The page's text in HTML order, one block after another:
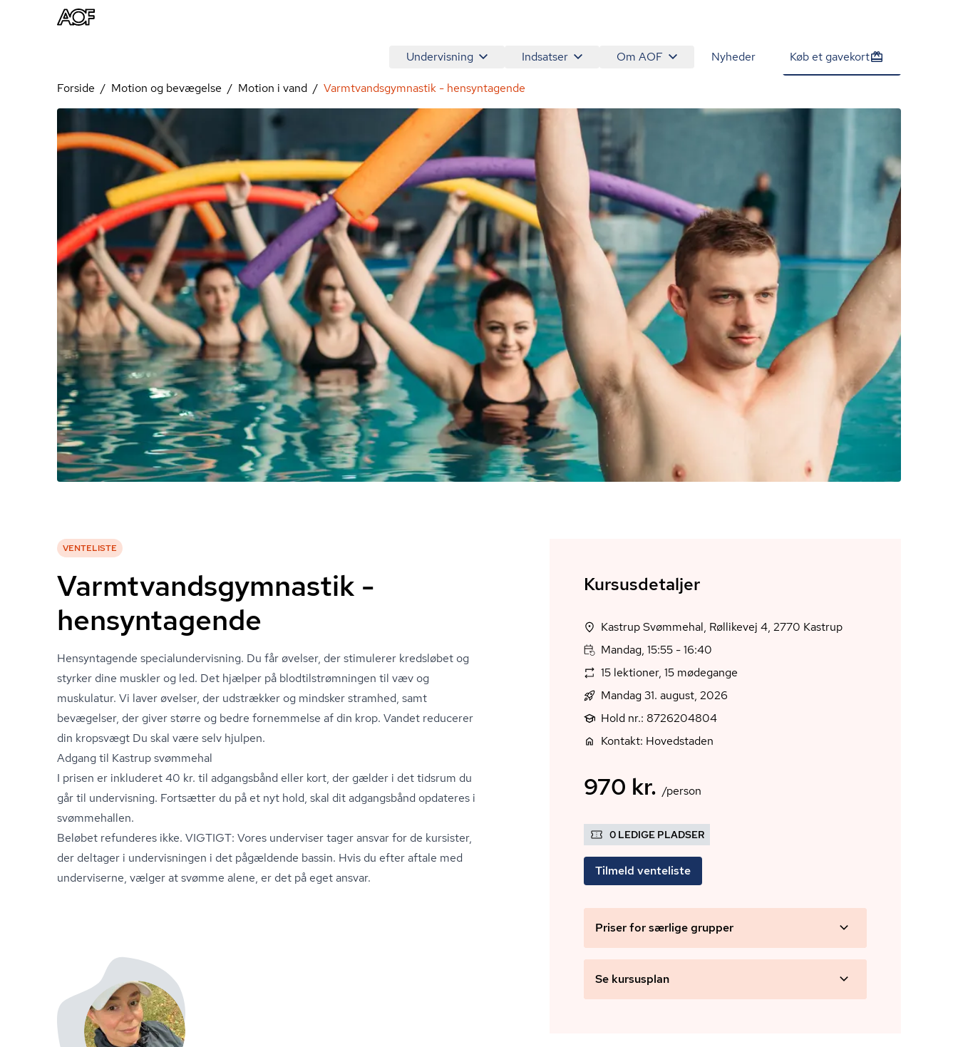
Undervisning Indsatser Om AOF Nyheder Køb et gavekort
Forside Motion og bevægelse Motion i vand Varmtvandsgymnastik - hensyntagende
970 kr. /person Tilmeld venteliste
VENTELISTE
Varmtvandsgymnastik -
hensyntagende
Hensyntagende spe­ci­a­lun­der­vis­ning. Du får øvelser, der stimulerer kredsløbet og
styrker dine muskler og led. Det hjælper på blodtil­strøm­nin­gen til væv og
muskulatur. Vi laver øvelser, der udstrækker og mindsker stramhed, samt
bevægelser, der giver større og bedre fornemmelse af din krop. Vandet reducerer
din kropsvægt Du skal være selv hjulpen.
Adgang til Kastrup svømmehal
I prisen er inkluderet 40 kr. til adgangsbånd eller kort, der gælder i det tidsrum du
går til undervisning. Fortsætter du på et nyt hold, skal dit adgangsbånd opdateres i
svømmehallen.
Beløbet refunderes ikke. VIGTIGT: Vores underviser tager ansvar for de kursister,
der deltager i undervisningen i det pågældende bassin. Hvis du efter aftale med
underviserne, vælger at svømme alene, er det på eget ansvar.
Kursusdetaljer
Kastrup Svømmehal, Røllikevej 4, 2770 Kastrup
Mandag, 15:55 - 16:40
15 lektioner, 15 mødegange
Mandag 31. august, 2026
Hold nr.: 8726204804
Kontakt: Hovedstaden
970 kr. /person
0 LEDIGE PLADSER
Tilmeld venteliste
Priser for særlige grupper
Se kursusplan